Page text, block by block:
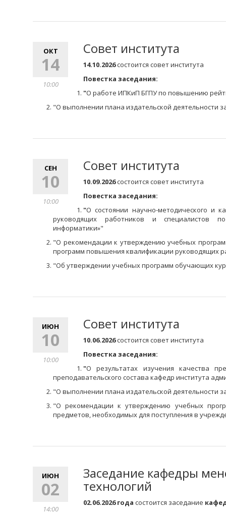
ОКТ
14
10:00
Совет института
14.10.2026состоится совет института
Повестка заседания:
"О работе ИПКиП БГПУ по повышению
"О выполнении плана издательской деятельности
СЕН
10
10:00
Совет института
10.09.2026состоится совет института
Повестка заседания:
"О состоянии научно-методического и
руководящих работников и специалистов
информатики»"
"О рекомендации к утверждению учебных
программ повышения квалификации руководящих
"Об утверждении учебных программ обучающих
ИЮН
10
10:00
Совет института
10.06.2026состоится совет института
Повестка заседания:
"О результатах изучения качества
преподавательского состава кафедр института
"О выполнении плана издательской деятельности
"О рекомендации к утверждению учебных
предметов, необходимых для поступления в
ИЮН
02
14:00
Заседание кафедры
технологий
02.06.2026 года состоится заседание